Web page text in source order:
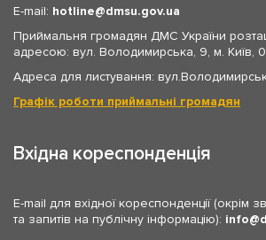
E-mail: hotline
dmsu.gov.ua
Приймальня громадян ДМС України
адресою: вул. Володимирська, 9, м. Київ,
Адреса для листування:
Графік роботи приймальні громадян
Вхідна кореспонденція
E-mail для вхідної кореспонденції (окрім
та запитів на публічну інформацію): info